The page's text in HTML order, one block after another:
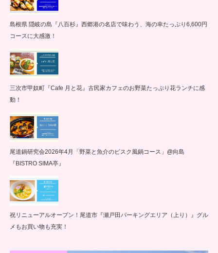
島根県 隠岐の島『八百杉』西郷港の名店で味わう、海の幸たっぷり6,600円
コースに大感激！
三次市甲奴町『Cafe 月と花』古民家カフェのお野菜たっぷり花ランチに感
動！
尾道鍋研究会2026年4月「野菜と魚介のビスク風鍋コース」@向島
『BISTRO SIMA亭』
祝リニューアルオープン！尾道市『瀬戸田パーキングエリア（上り）』グル
メもお買い物も充実！